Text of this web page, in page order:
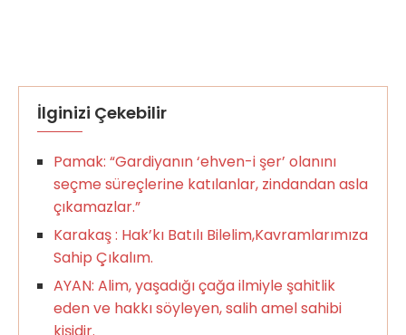
İlginizi Çekebilir
Pamak: “Gardiyanın ‘ehven-i şer’ olanını
seçme süreçlerine katılanlar, zindandan asla
çıkamazlar.”
Karakaş : Hak’kı Batılı Bilelim,Kavramlarımıza
Sahip Çıkalım.
AYAN: Alim, yaşadığı çağa ilmiyle şahitlik
eden ve hakkı söyleyen, salih amel sahibi